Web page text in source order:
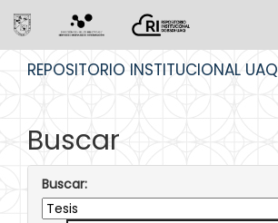
REPOSITORIO INSTITUCIONAL UAQ
Buscar
Buscar: